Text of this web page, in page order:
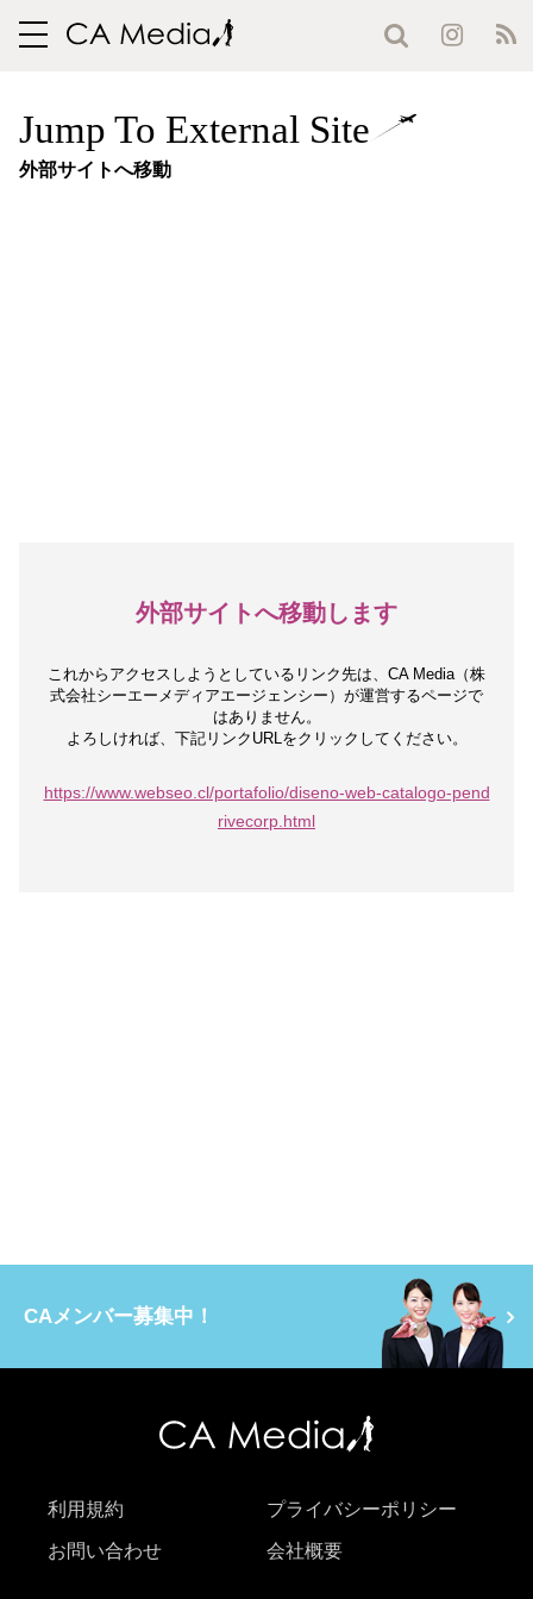
toggle
Jump To External Site
外部サイトへ移動
外部サイトへ移動します
これからアクセスしようとしているリンク先は、 CA Media（株
式会社シーエーメディアエージェンシー）が運営するページで
はありません。
よろしければ、下記リンクURLをクリックしてください。
https://www.webseo.cl/portafolio/diseno-web-catalogo-pend
rivecorp.html
CAメンバー募集中！
利用規約 プライバシーポリシー
お問い合わせ 会社概要